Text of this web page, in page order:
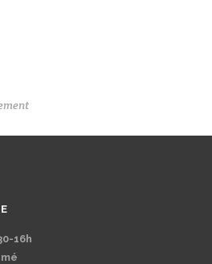
16h